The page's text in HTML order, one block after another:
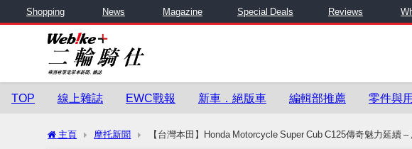
Shopping News Magazine Special Deals Reviews
TOP 線上雜誌 EWC戰報 新車．絕版車 編輯部推薦 零件與
主頁 摩托新聞 【台灣本田】Honda Motorcycle Super Cub C125傳奇魅力延續